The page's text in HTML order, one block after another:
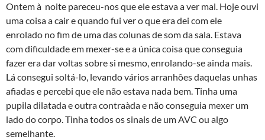
Ontem à noite pareceu-nos que ele estava a ver mal. Hoje ouvi
uma coisa a cair e quando fui ver o que era dei com ele
enrolado no fim de uma das colunas de som da sala. Estava
com dificuldade em mexer-se e a única coisa que conseguia
fazer era dar voltas sobre si mesmo, enrolando-se ainda mais.
Lá consegui soltá-lo, levando vários arranhões daquelas unhas
afiadas e percebi que ele não estava nada bem. Tinha uma
pupila dilatada e outra contraà­da e não conseguia mexer um
lado do corpo. Tinha todos os sinais de um AVC ou algo
semelhante.